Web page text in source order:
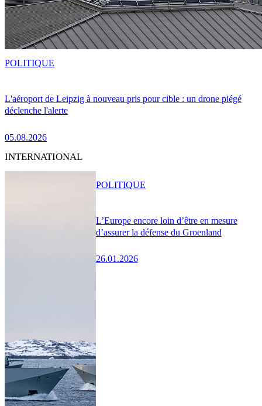
L'aéroport de Leipzig à nouveau pris pour cible : un drone piégé
déclenche l'alerte
05.08.2026
POLITIQUE
INTERNATIONAL
L’Europe encore loin d’être en mesure
d’assurer la défense du Groenland
26.01.2026
POLITIQUE